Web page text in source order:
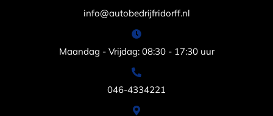
info@autobedrijfridorff.nl
Maandag - Vrijdag: 08:30 - 17:30 uur
046-4334221